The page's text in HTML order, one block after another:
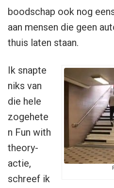
boodschap ook nog
aan mensen die geen
thuis laten staan.
Ik snapte
niks van
die hele
zogehete
n Fun with
theory-
actie,
schreef ik